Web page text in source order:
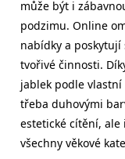
může být i
podzimu. Online
nabídky a
tvořivé činnosti.
jablek podle
třeba duhovými
estetické cítění,
všechny věkové